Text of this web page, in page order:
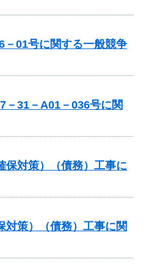
01号に関する一般競争
31－A01－036号に関
対策）（債務）工事に
策）（債務）工事に関